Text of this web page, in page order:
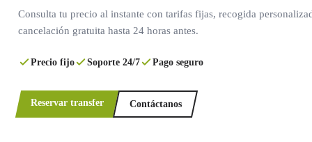
Consulta tu precio al instante con tarifas fijas, recogida
cancelación gratuita hasta 24 horas antes.
Precio fijo Soporte 24/7 Pago seguro
Reservar transfer Contáctanos